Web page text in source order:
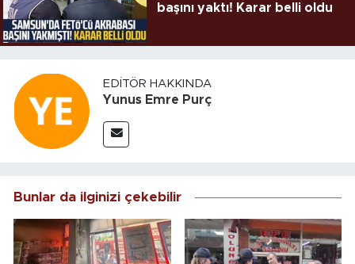
başını yaktı! Karar belli oldu
EDITÖR HAKKINDA
Yunus Emre Purç
Bunlar da ilginizi çekebilir